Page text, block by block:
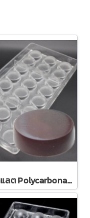
พิมพ์ช็อคโกแลต Polycarbonate รูปทรงกลมแบน (2123)